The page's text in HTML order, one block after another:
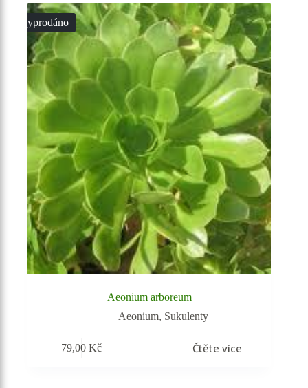
Vyprodáno
Aeonium arboreum
Aeonium, Sukulenty
79,00Kč Čtěte více